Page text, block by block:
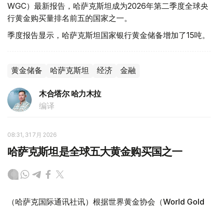
WGC）最新报告，哈萨克斯坦成为2026年第二季度全球央
行黄金购买量排名前五的国家之一。
季度报告显示，哈萨克斯坦国家银行黄金储备增加了15吨。
黄金储备 哈萨克斯坦 经济 金融
木合塔尔 哈力木拉
编译
08:31, 31 7月 2026
哈萨克斯坦是全球五大黄金购买国之一
（哈萨克国际通讯社讯）根据世界黄金协会（World Gold